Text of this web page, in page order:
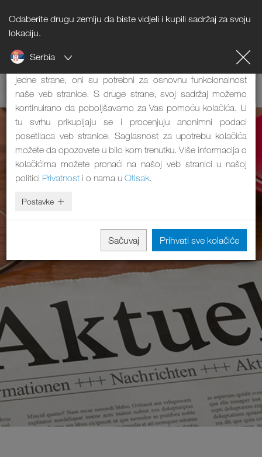
Odaberite drugu zemlju da biste vidjeli i kupili sadržaj za svoju
lokaciju.
Serbia
Napomena o kolačićima
Naša veb stranica koristi kolačiće. Oni imaju dve funkcije: S
jedne strane, oni su potrebni za osnovnu funkcionalnost
naše veb stranice. S druge strane, svoj sadržaj možemo
kontinuirano da poboljšavamo za Vas pomoću kolačića. U
tu svrhu prikupljaju se i procenjuju anonimni podaci
posetilaca veb stranice. Saglasnost za upotrebu kolačića
možete da opozovete u bilo kom trenutku. Više informacija o
kolačićima možete pronaći na našoj veb stranici u našoj
politici Privatnost i o nama u Otisak.
Postavke
Sačuvaj Prihvati sve kolačiće